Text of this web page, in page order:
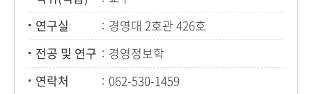
연구실
경영대 2호관 426호
전공 및 연구
경영정보학
연락처
062-530-1459